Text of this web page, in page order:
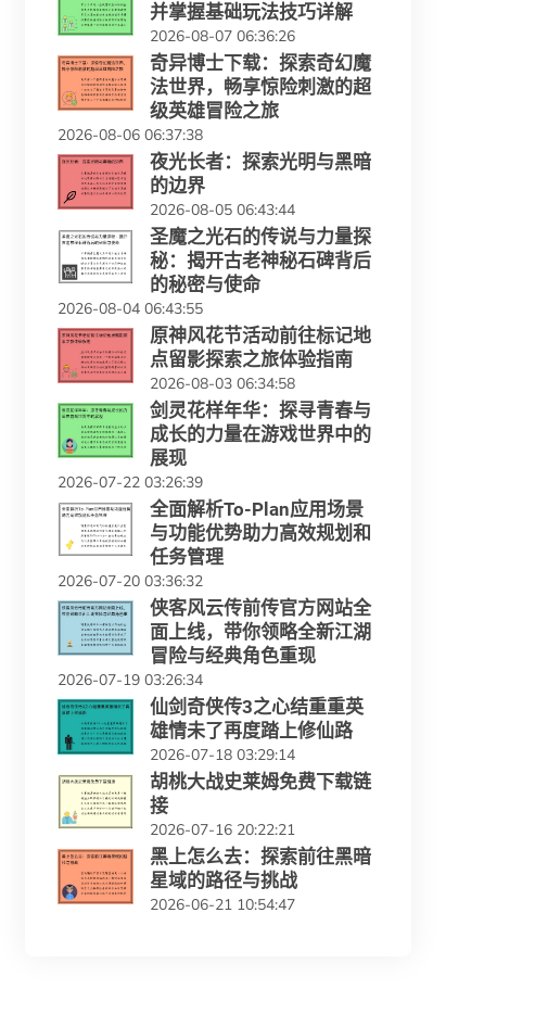
并掌握基础玩法技巧详解
2026-08-07 06:36:26
奇异博士下载：探索奇幻魔
法世界，畅享惊险刺激的超
级英雄冒险之旅
2026-08-06 06:37:38
夜光长者：探索光明与黑暗
的边界
2026-08-05 06:43:44
圣魔之光石的传说与力量探
秘：揭开古老神秘石碑背后
的秘密与使命
2026-08-04 06:43:55
原神风花节活动前往标记地
点留影探索之旅体验指南
2026-08-03 06:34:58
剑灵花样年华：探寻青春与
成长的力量在游戏世界中的
展现
2026-07-22 03:26:39
全面解析To-Plan应用场景
与功能优势助力高效规划和
任务管理
2026-07-20 03:36:32
侠客风云传前传官方网站全
面上线，带你领略全新江湖
冒险与经典角色重现
2026-07-19 03:26:34
仙剑奇侠传3之心结重重英
雄情未了再度踏上修仙路
2026-07-18 03:29:14
胡桃大战史莱姆免费下载链
接
2026-07-16 20:22:21
黑上怎么去：探索前往黑暗
星域的路径与挑战
2026-06-21 10:54:47